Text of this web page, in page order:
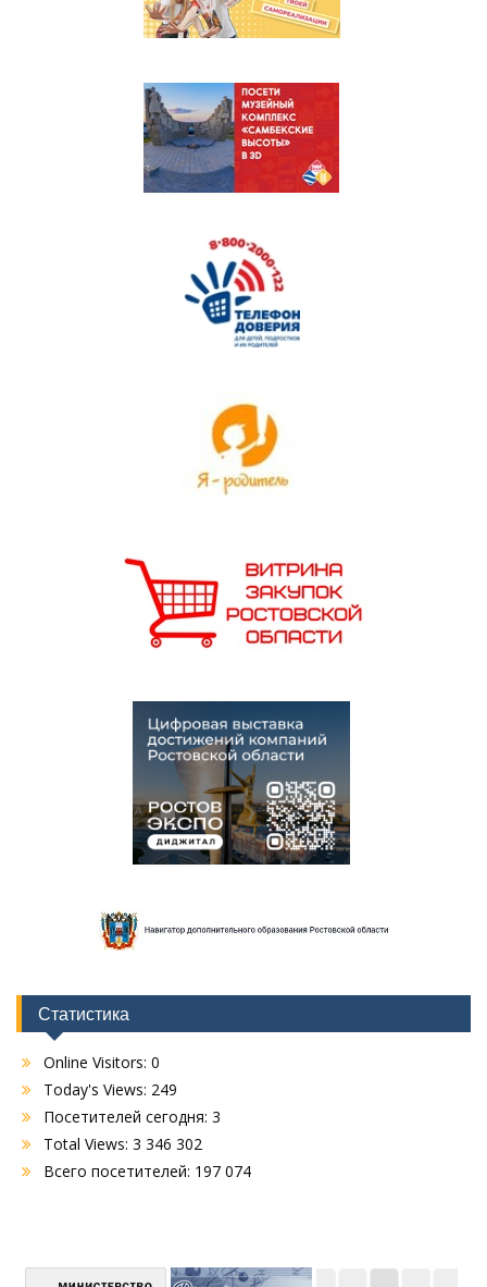
Статистика
Online Visitors: 0
Today's Views: 249
Посетителей сегодня: 3
Total Views: 3 346 302
Всего посетителей: 197 074